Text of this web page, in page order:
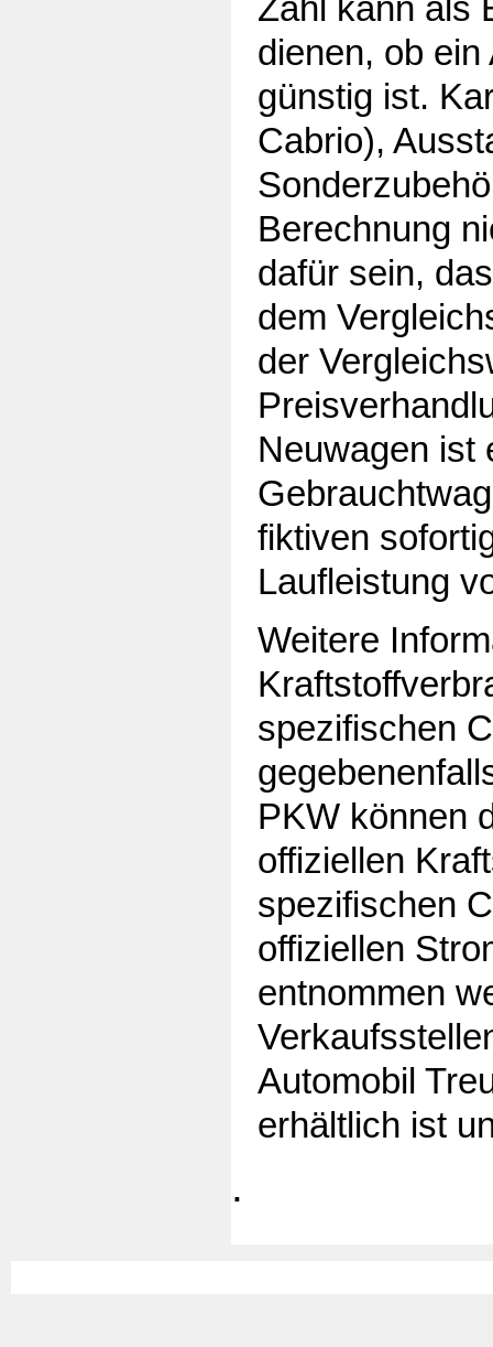
dienen, ob
günstig ist.
Cabrio),
Berechnung
dafür sein,
dem
der
Neuwagen ist
fiktiven
Laufleistung
Weitere
spezifischen
PKW können
offiziellen
spezifischen
offiziellen
entnommen
Automobil
erhältlich ist
.